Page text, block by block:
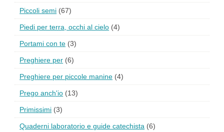
Piccoli semi (67)
Piedi per terra, occhi al cielo (4)
Portami con te (3)
Preghiere per (6)
Preghiere per piccole manine (4)
Prego anch'io (13)
Primissimi (3)
Quaderni laboratorio e guide catechista (6)